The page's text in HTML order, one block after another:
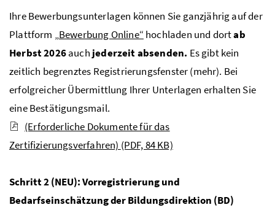
Ihre Bewerbungsunterlagen können Sie ganzjährig auf der
Plattform „Bewerbung Online“ hochladen und dortab
Herbst 2026auch jederzeit absenden. Es gibt kein
zeitlich begrenztes Registrierungsfenster (mehr). Bei
erfolgreicher Übermittlung Ihrer Unterlagen erhalten Sie
eine Bestätigungsmail.
(Erforderliche Dokumente für das
Zertifizierungsverfahren) (PDF, 84 KB)
Schritt 2 (NEU): Vorregistrierung und
Bedarfseinschätzung der Bildungsdirektion (BD)